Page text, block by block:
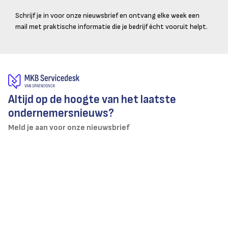
Schrijf je in voor onze nieuwsbrief en ontvang elke week een
mail met praktische informatie die je bedrijf écht vooruit helpt.
Altijd op de hoogte van het laatste
ondernemersnieuws?
Meld je aan voor onze nieuwsbrief